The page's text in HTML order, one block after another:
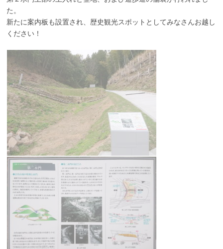
た。
新たに案内板も設置され、歴史観光スポットとしてみなさんお越し
ください！